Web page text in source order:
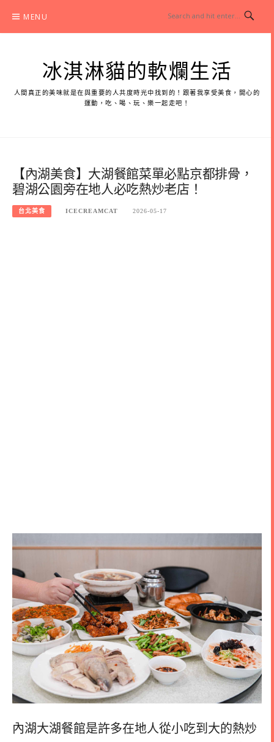
content
MENU
冰淇淋貓的軟爛生活
人間真正的美味就是在與重要的人共度時光中找到的！跟著我享受美食，開心的
運動，吃、喝、玩、樂一起走吧！
【內湖美食】大湖餐館菜單必點京都排骨，
碧湖公園旁在地人必吃熱炒老店！
台北美食 ICECREAMCAT 2026-05-17
內湖大湖餐館是許多在地人從小吃到大的熱炒